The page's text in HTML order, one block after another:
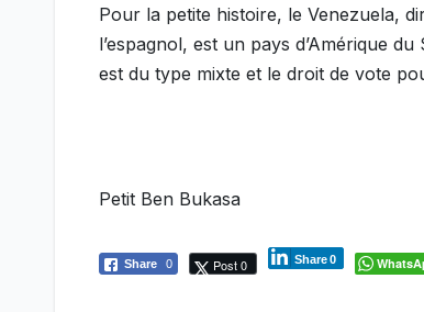
Pour la petite histoire, le Venezuela,
l’espagnol, est un pays d’Amérique
est du type mixte et le droit de vote
Petit Ben Bukasa
Share 0 Post 0 Share0